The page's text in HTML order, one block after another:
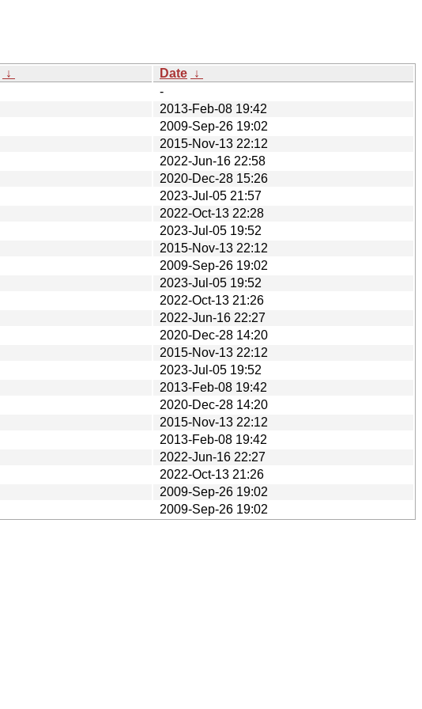
↓ Date ↓
-
2013-Feb-08 19:42
2009-Sep-26 19:02
2015-Nov-13 22:12
2022-Jun-16 22:58
2020-Dec-28 15:26
2023-Jul-05 21:57
2022-Oct-13 22:28
2023-Jul-05 19:52
2015-Nov-13 22:12
2009-Sep-26 19:02
2023-Jul-05 19:52
2022-Oct-13 21:26
2022-Jun-16 22:27
2020-Dec-28 14:20
2015-Nov-13 22:12
2023-Jul-05 19:52
2013-Feb-08 19:42
2020-Dec-28 14:20
2015-Nov-13 22:12
2013-Feb-08 19:42
2022-Jun-16 22:27
2022-Oct-13 21:26
2009-Sep-26 19:02
2009-Sep-26 19:02